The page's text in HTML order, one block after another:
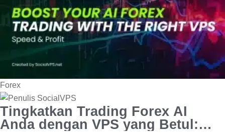
Forex
Tingkatkan Trading Forex AI
Anda dengan VPS yang Betul: